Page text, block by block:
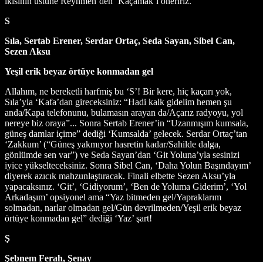
S
Sıla, Sertab Erener, Serdar Ortaç, Seda Sayan, Sibel Can,
Sezen Aksu
Yeşil erik beyaz örtüye konmadan gel
Allahım, ne bereketli harfmiş bu ‘S’! Bir kere, hiç kaçarı yok,
Sıla’yla ‘Kafa’dan gireceksiniz: “Hadi kalk gidelim hemen şu
anda/Kapa telefonunu, bulamasın arayan da/Açarız radyoyu, yol
nereye biz oraya”... Sonra Sertab Erener’in “Uzanmışım kumsala,
güneş damlar içime” dediği ‘Kumsalda’ gelecek. Serdar Ortaç’tan
‘Zakkum’ (“Güneş yakmıyor hasretin kadar/Sahilde dalga,
gönlümde sen var”) ve Seda Sayan’dan ‘Git Yoluna’yla sesinizi
iyice yükselteceksiniz. Sonra Sibel Can, ‘Daha Yolun Başındayım’
diyerek azıcık mahzunlaştıracak. Finali elbette Sezen Aksu’yla
yapacaksınız. ‘Git’, ‘Gidiyorum’, ‘Ben de Yoluma Giderim’, ‘Yol
Arkadaşım’ opsiyonel ama “Yaz bitmeden gel/Yapraklarım
solmadan, narlar olmadan gel/Gün devrilmeden/Yeşil erik beyaz
örtüye konmadan gel” dediği ‘Yaz’ şart!
Ş
Şebnem Ferah, Şenay